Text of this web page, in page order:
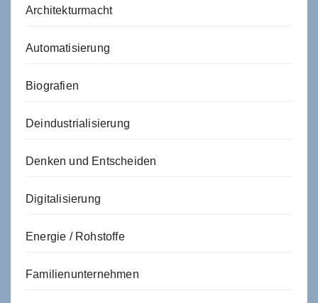
Architekturmacht
Automatisierung
Biografien
Deindustrialisierung
Denken und Entscheiden
Digitalisierung
Energie / Rohstoffe
Familienunternehmen